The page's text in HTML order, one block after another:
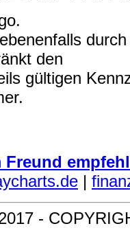
den
gültigen
Freund
|
-